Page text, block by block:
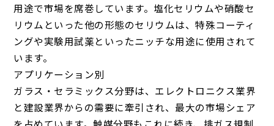
用途で市場を席巻しています。塩化セリウムや硝酸セ
リウムといった他の形態のセリウムは、特殊コーティ
ングや実験用試薬といったニッチな用途に使用されて
います。
アプリケーション別
ガラス ・セラミックス分野は、 エレクトロニクス業界
と建設業界からの需要に牽引され、最大の市場シェア
を占めています。触媒分野もこれに続き、排ガス規制